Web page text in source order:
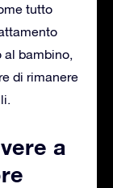
tutto
al bambino,
di rimanere
a